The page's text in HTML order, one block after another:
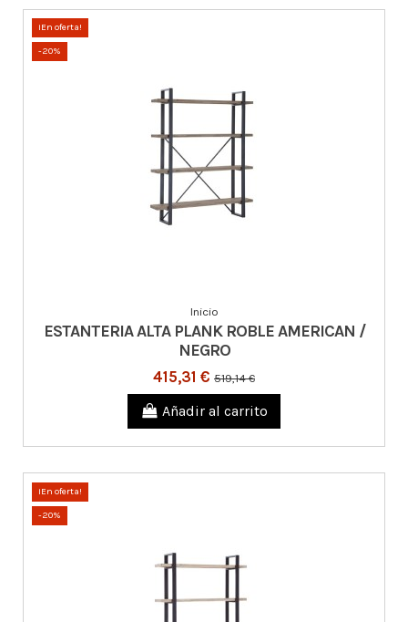
¡En oferta!
-20%
Inicio
ESTANTERIA ALTA PLANK ROBLE AMERICAN /
NEGRO
415,31 € 519,14 €
Añadir al carrito
¡En oferta!
-20%